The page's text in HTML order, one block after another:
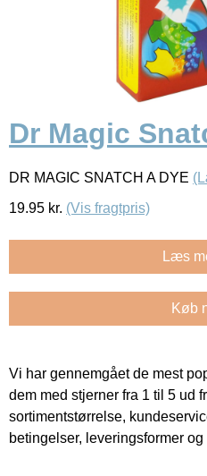
Dr Magic
DR MAGIC SNATCH A DYE
19.95 kr. (Vis fragtpris)
Læs
Køb
Vi har gennemgået de mest
dem med stjerner fra 1 til 5 ud
sortimentstørrelse,
betingelser, leveringsformer